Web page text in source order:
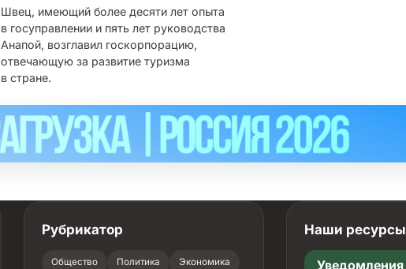
Швец, имеющий более десяти лет опыта
в госуправлении и пять лет руководства
Анапой, возглавил госкорпорацию,
отвечающую за развитие туризма
в стране.
Рубрикатор
Общество Политика Экономика
Наши ресурсы
Уведомления